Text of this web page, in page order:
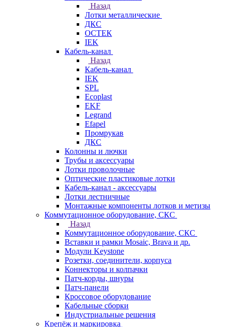
Назад
Лотки металлические
ДКС
ОСТЕК
IEK
Кабель-канал
Назад
Кабель-канал
IEK
SPL
Ecoplast
EKF
Legrand
Efapel
Промрукав
ДКС
Колонны и лючки
Трубы и аксессуары
Лотки проволочные
Оптические пластиковые лотки
Кабель-канал - аксессуары
Лотки лестничные
Монтажные компоненты лотков и метизы
Коммутационное оборудование, СКС
Назад
Коммутационное оборудование, СКС
Вставки и рамки Mosaic, Brava и др.
Модули Keystone
Розетки, соединители, корпуса
Коннекторы и колпачки
Патч-корды, шнуры
Патч-панели
Кроссовое оборудование
Кабельные сборки
Индустриальные решения
Крепёж и маркировка